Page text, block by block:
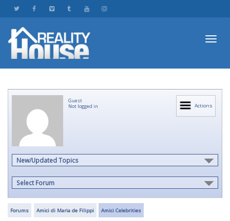
Actions
Guest
Not logged in
New/Updated Topics
Select Forum
Forums Amici di Maria de Filippi Amici Celebrities